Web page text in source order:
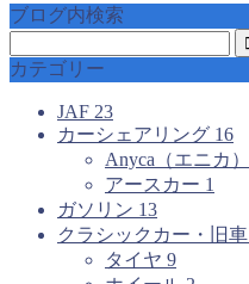
ブログ内検索
カテゴリー
JAF 23
カーシェアリング 16
Anyca（エニカ）
アースカー 1
ガソリン 13
クラシックカー・旧車
タイヤ 9